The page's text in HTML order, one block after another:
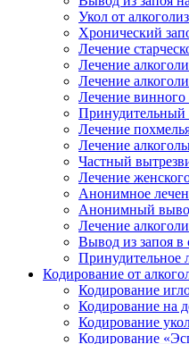
Укол от
Хронический
Лечение
Лечение
Лечение
Лечение винного
Принудительный
Лечение
Лечение
Частный
Лечение
Анонимное
Анонимный
Лечение
Вывод из запоя в
Принудительное
Кодирование от
Кодирование
Кодирование на
Кодирование
Кодирование